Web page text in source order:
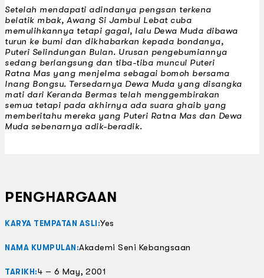
Setelah mendapati adindanya pengsan terkena
belatik mbak, Awang Si Jambul Lebat cuba
memulihkannya tetapi gagal, lalu Dewa Muda dibawa
turun ke bumi dan dikhabarkan kepada bondanya,
Puteri Selindungan Bulan. Urusan pengebumiannya
sedang berlangsung dan tiba-tiba muncul Puteri
Ratna Mas yang menjelma sebagai bomoh bersama
Inang Bongsu. Tersedarnya Dewa Muda yang disangka
mati dari Keranda Bermas telah menggembirakan
semua tetapi pada akhirnya ada suara ghaib yang
memberitahu mereka yang Puteri Ratna Mas dan Dewa
Muda sebenarnya adik-beradik.
PENGHARGAAN
KARYA TEMPATAN ASLI:Yes
NAMA KUMPULAN:Akademi Seni Kebangsaan
TARIKH:4 – 6 May, 2001